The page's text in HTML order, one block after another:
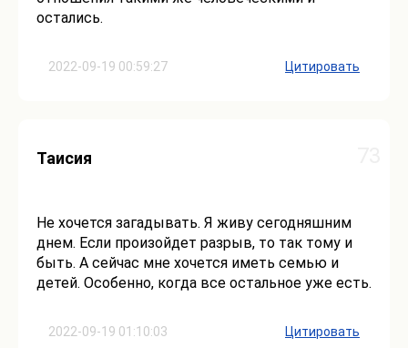
2022-09-19 00:59:27
остались.
Цитировать
2022-09-19 01:10:03
Таисия
Не хочется загадывать. Я живу сегодняшним
днем. Если произойдет разрыв, то так тому и
быть. А сейчас мне хочется иметь семью и
детей. Особенно, когда все остальное уже есть.
Цитировать